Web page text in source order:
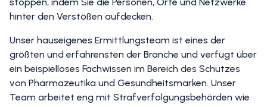
hinter den Verstößen aufdecken.
Unser hauseigenes Ermittlungsteam ist eines der
größten und erfahrensten der Branche und verfügt über
ein beispielloses Fachwissen im Bereich des Schutzes
von Pharmazeutika und Gesundheitsmarken. Unser
Team arbeitet eng mit Strafverfolgungsbehörden wie